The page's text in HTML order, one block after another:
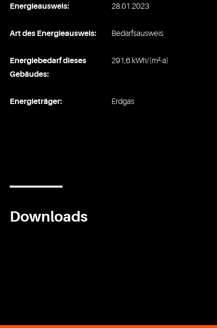
Energieausweis: 28.01.2023
Art des Energieausweis: Bedarfsausweis
Energiebedarf dieses
Gebäudes:
291,6 kWh/(m²∙a)
Energieträger: Erdgas
Downloads